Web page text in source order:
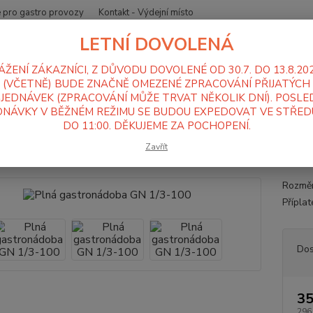
pro gastro provozy Kontakt - Výdejní místo
Po-
Plné gastronádoby GN 1/3 Plná gastronádoba
gastronádoba GN 1/3-100
LETNÍ DOVOLENÁ
ZÁKAZNÍCI, Z DŮVODU DOVOLENÉ OD 30.7. DO
(VČETNĚ) BUDE ZNAČNĚ OMEZENÉ ZPRACOVÁNÍ PŘIJATÝCH
(ZPRACOVÁNÍ MŮŽE TRVAT NĚKOLIK DNÍ).
V BĚŽNÉM REŽIMU SE BUDOU EXPEDOVAT VE
DO 11:00. DĚKUJEME ZA POCHOPENÍ.
Zavřít